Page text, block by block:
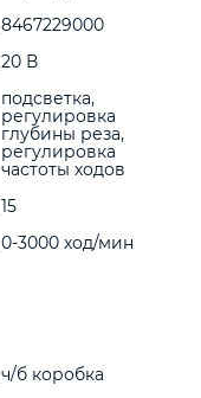
8467229000
20 В
подсветка,
регулировка
глубины реза,
регулировка
частоты ходов
15
0-3000 ход/мин
ч/б коробка